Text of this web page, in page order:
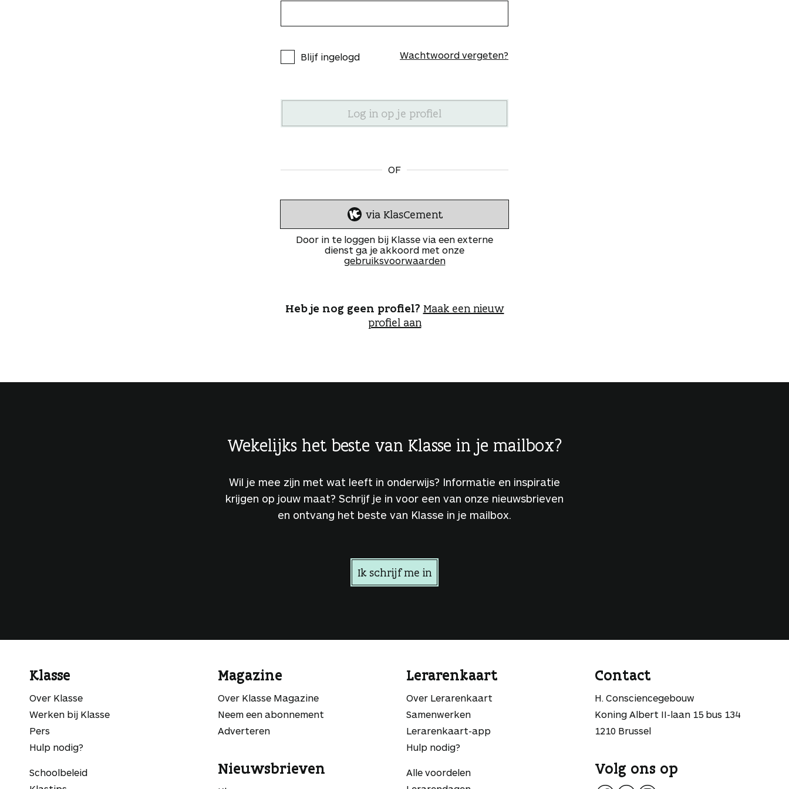
Blijf ingelogd Wachtwoord vergeten?
OF
I
n
l
o
e
n
via KlasCement
Door in te loggen bij Klasse via een externe
dienst ga je akkoord met onze
gebruiksvoorwaarden
Heb je nog geen profiel? Maak een nieuw
profiel aan
Wekelijks het beste van Klasse in je mailbox?
Wil je mee zijn met wat leeft in onderwijs? Informatie en inspiratie
krijgen op jouw maat? Schrijf je in voor een van onze nieuwsbrieven
en ontvang het beste van Klasse in je mailbox.
Ik schrijf me in
Klasse
Over Klasse
Werken bij Klasse
Pers
Hulp nodig?
Schoolbeleid
Magazine
Over Klasse Magazine
Neem een abonnement
Adverteren
Nieuwsbrieven
Lerarenkaart
Over Lerarenkaart
Samenwerken
Lerarenkaart-app
Hulp nodig?
Alle voordelen
Contact
H. Consciencegebouw
Koning Albert II-laan 15 bus 134
1210 Brussel
Volg ons op